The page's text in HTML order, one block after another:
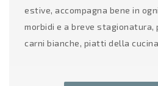
estive, accompagna bene in
morbidi e a breve stagionatura,
carni bianche, piatti della